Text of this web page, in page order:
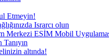
Etmeyin!
Israrcı olun
Merkezi ESİM Mobil
altında!